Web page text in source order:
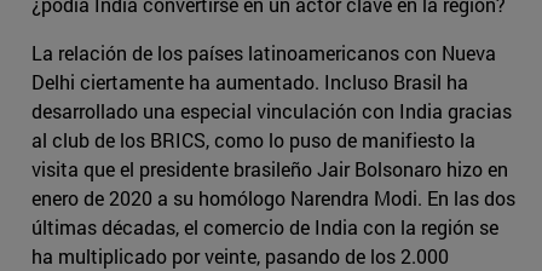
La relación de los países latinoamericanos con Nueva
Delhi ciertamente ha aumentado. Incluso Brasil ha
desarrollado una especial vinculación con India gracias
al club de los BRICS, como lo puso de manifiesto la
visita que el presidente brasileño Jair Bolsonaro hizo en
enero de 2020 a su homólogo Narendra Modi. En las dos
últimas décadas, el comercio de India con la región se
ha multiplicado por veinte, pasando de los 2.000